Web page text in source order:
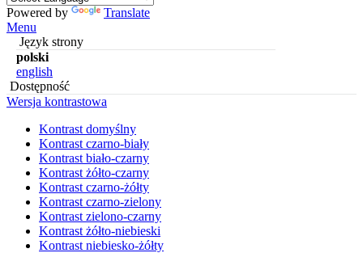
Powered by
Translate
Menu
Język strony
polski
english
Dostępność
Wersja kontrastowa
Kontrast domyślny
Kontrast czarno-biały
Kontrast biało-czarny
Kontrast żółto-czarny
Kontrast czarno-żółty
Kontrast czarno-zielony
Kontrast zielono-czarny
Kontrast żółto-niebieski
Kontrast niebiesko-żółty